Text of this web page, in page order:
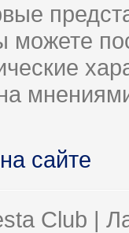
можете
сайте
Club |